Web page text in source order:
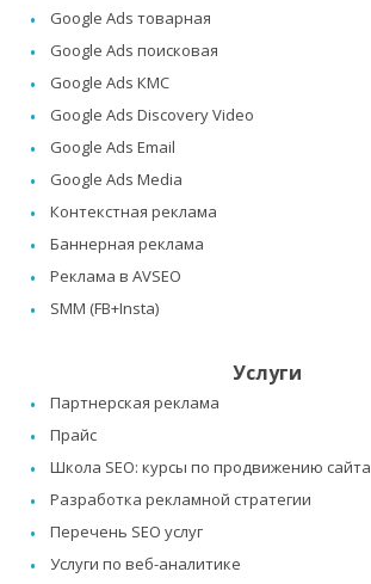
Google Ads товарная
Google Ads поисковая
Google Ads КМС
Google Ads Discovery Video
Google Ads Email
Google Ads Media
Контекстная реклама
Баннерная реклама
Реклама в AVSEO
SMM (FB+Insta)
Услуги
Партнерская реклама
Прайс
Школа SEO: курсы по продвижению сайта
Разработка рекламной стратегии
Перечень SEO услуг
Услуги по веб-аналитике